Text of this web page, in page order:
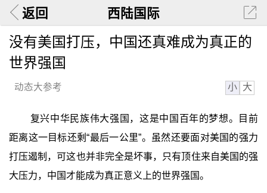
返回 西陆国际
没有美国打压，中国还真难成为真正的
世界强国
动态大参考 小 大
复兴中华民族伟大强国，这是中国百年的梦想。目前
距离这一目标还剩“最后一公里”。虽然还要面对美国的强力
打压遏制，可这也并非完全是坏事，只有顶住来自美国的强
大压力，中国才能成为真正意义上的世界强国。